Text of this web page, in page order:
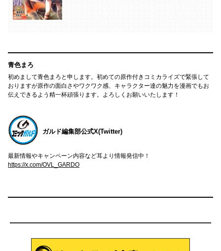
青色まろ
初めまして青色まろと申します。初めての原作付きコミカライズで緊張して
おりますが原作の面白さやワクワク感、キャラクター達の魅力を漫画でもお
伝えできるよう精一杯頑張ります。よろしくお願いいたします！
ガルド編集部公式X(Twitter)
最新情報やキャンペーン内容など耳より情報発信中！
https://x.com/OVL_GARDO